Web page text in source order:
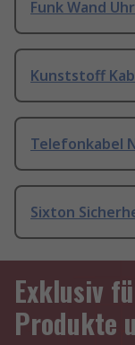
Funk Wand
Kunststoff
Telefonkabel
Sixton
Exklusiv
Produkte